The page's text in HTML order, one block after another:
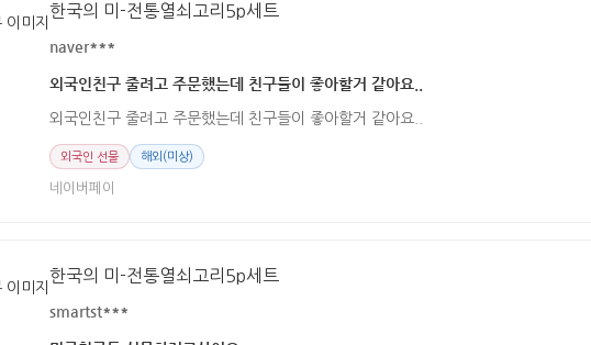
한국의 미-전통열쇠고리5p세트
naver***
외국인친구 줄려고 주문했는데 친구들이 좋아할거 같아요..
외국인친구 줄려고 주문했는데 친구들이 좋아할거 같아요..
외국인 선물 해외(미상)
네이버페이
한국의 미-전통열쇠고리5p세트
smartst***